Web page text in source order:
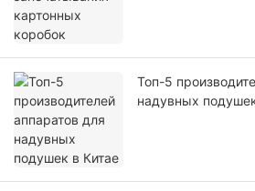
Топ-5
надувных